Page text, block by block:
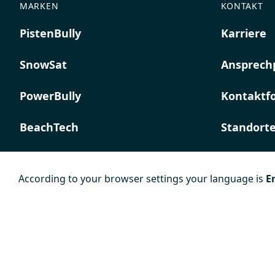
MARKEN
PistenBully
SnowSat
PowerBully
BeachTech
K COMPOSITES
KONTAKT
Karriere
Standorte
According to your browser settings your language is